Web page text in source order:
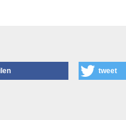
tweet